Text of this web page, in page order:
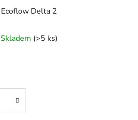
Ecoflow Delta 2
hodnocení
Skladem (>5 ks)